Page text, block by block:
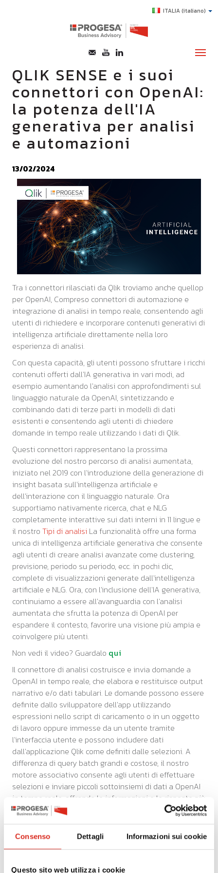
Consenso Dettagli Informazioni sui cookie
Questo sito web utilizza i cookie
ITALIA(italiano)
CHI SIAMO
SERVIZI
TOPICS
HIGHLIGHTS
AGEVOLAZIONI
SUCCESS STORY
CONTATTI
QLIK SENSE e i suoi
connettori con OpenAI:
la potenza dell'IA
generativa per analisi
e automazioni
13/02/2024
Tra i connettori rilasciati da Qlik troviamo anche quellop
per OpenAI, Compreso connettori di automazione e
integrazione di analisi in tempo reale, consentendo agli
utenti di richiedere e incorporare contenuti generativi di
intelligenza artificiale direttamente nella loro
esperienza di analisi.
Con questa capacità, gli utenti possono sfruttare i ricchi
contenuti offerti dall'IA generativa in vari modi, ad
esempio aumentando l'analisi con approfondimenti sul
linguaggio naturale da OpenAI, sintetizzando e
combinando dati di terze parti in modelli di dati
esistenti e consentendo agli utenti di chiedere
domande in tempo reale utilizzando i dati di Qlik.
Questi connettori rappresentano la prossima
evoluzione del nostro percorso di analisi aumentata,
iniziato nel 2019 con l'introduzione della generazione di
insight basata sull'intelligenza artificiale e
dell'interazione con il linguaggio naturale. Ora
supportiamo nativamente ricerca, chat e NLG
completamente interattive sui dati interni in 11 lingue e
il nostro Tipi di analisi La funzionalità offre una forma
unica di intelligenza artificiale generativa che consente
agli utenti di creare analisi avanzate come clustering,
previsione, periodo su periodo, ecc. in pochi clic,
complete di visualizzazioni generate dall'intelligenza
artificiale e NLG. Ora, con l'inclusione dell'IA generativa,
continuiamo a essere all'avanguardia con l'analisi
aumentata che sfrutta la potenza di OpenAI per
espandere il contesto, favorire una visione più ampia e
coinvolgere più utenti.
Non vedi il video? Guardalo qui
Il connettore di analisi costruisce e invia domande a
OpenAI in tempo reale, che elabora e restituisce output
narrativo e/o dati tabulari. Le domande possono essere
definite dallo sviluppatore dell'app utilizzando
espressioni nello script di caricamento o in un oggetto
di lavoro oppure immesse da un utente tramite
l'interfaccia utente e possono includere dati
dall'applicazione Qlik come definiti dalle selezioni. A
differenza di query batch grandi e costose, il nostro
motore associativo consente agli utenti di effettuare
selezioni e inviare piccoli sottoinsiemi di dati a OpenAI
in tempo reale, offrendo le informazioni e le risposte più
aggiornate e contestualmente pertinenti e riducendo al
minimo i costi. E le organizzazioni possono utilizzare
questa stessa potenza direttamente nei processi
aziendali e nei flussi di lavoro di automazione con i
Application Automation. Il nuovo Qlik Application